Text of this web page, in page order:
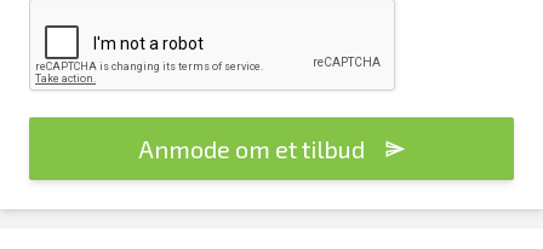
Anmode om et tilbud